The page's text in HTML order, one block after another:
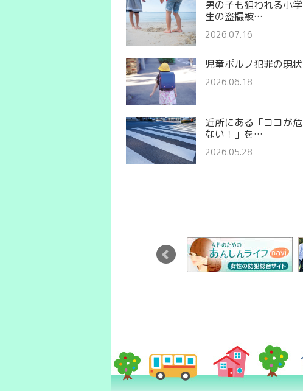
男の子も狙われる小学
生の盗撮被…
2026.07.16
児童ポルノ犯罪の現状
2026.06.18
近所にある「ココが危
ない！」を…
2026.05.28